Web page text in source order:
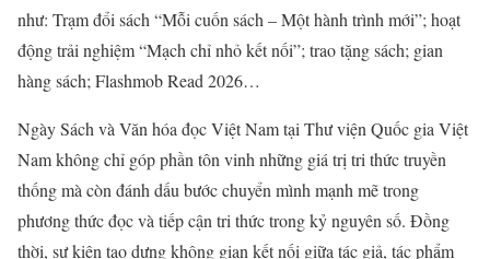
như: Trạm đổi sách “Mỗi cuốn sách – Một hành trình mới”; hoạt
động trải nghiệm “Mạch chỉ nhỏ kết nối”; trao tặng sách; gian
hàng sách; Flashmob Read 2026…
Ngày Sách và Văn hóa đọc Việt Nam tại Thư viện Quốc gia Việt
Nam không chỉ góp phần tôn vinh những giá trị tri thức truyền
thống mà còn đánh dấu bước chuyển mình mạnh mẽ trong
phương thức đọc và tiếp cận tri thức trong kỷ nguyên số. Đồng
thời, sự kiện tạo dựng không gian kết nối giữa tác giả, tác phẩm